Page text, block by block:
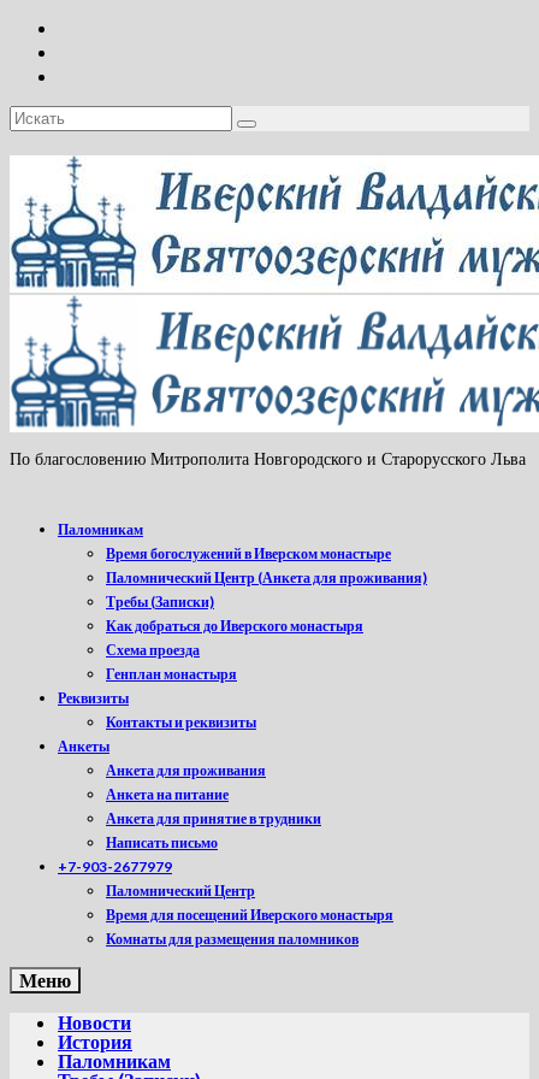
Искать:
По благословению Митрополита Новгородского и Старорусского Льва
Паломникам
Время богослужений в Иверском монастыре
Паломнический Центр (Анкета для проживания)
Требы (Записки)
Как добраться до Иверского монастыря
Схема проезда
Генплан монастыря
Реквизиты
Контакты и реквизиты
Анкеты
Анкета для проживания
Анкета на питание
Анкета для принятие в трудники
Написать письмо
+7-903-2677979
Паломнический Центр
Время для посещений Иверского монастыря
Комнаты для размещения паломников
Меню
Новости
История
Паломникам